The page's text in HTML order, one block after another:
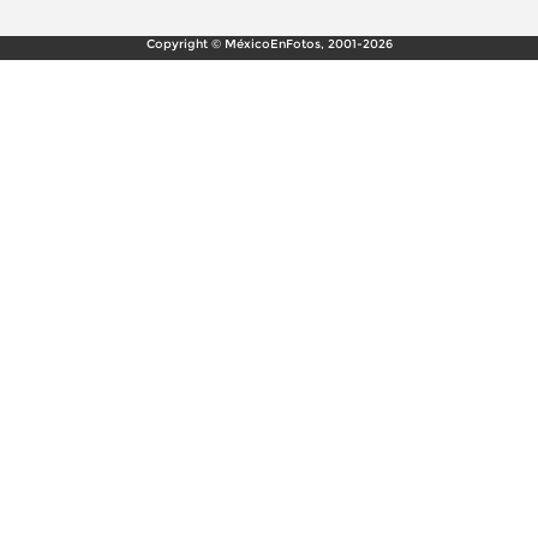
Copyright © MéxicoEnFotos, 2001-2026